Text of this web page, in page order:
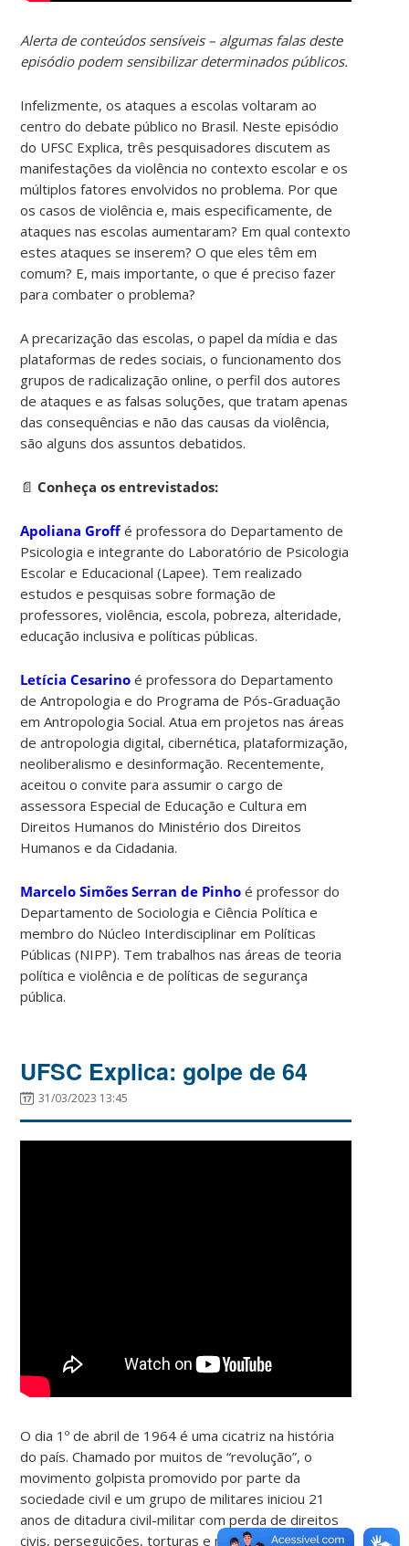
Alerta de conteúdos sensíveis – algumas falas deste
episódio podem sensibilizar determinados públicos.
Infelizmente, os ataques a escolas voltaram ao
centro do debate público no Brasil. Neste episódio
do UFSC Explica, três pesquisadores discutem as
manifestações da violência no contexto escolar e os
múltiplos fatores envolvidos no problema. Por que
os casos de violência e, mais especificamente, de
ataques nas escolas aumentaram? Em qual contexto
estes ataques se inserem? O que eles têm em
comum? E, mais importante, o que é preciso fazer
para combater o problema?
A precarização das escolas, o papel da mídia e das
plataformas de redes sociais, o funcionamento dos
grupos de radicalização online, o perfil dos autores
de ataques e as falsas soluções, que tratam apenas
das consequências e não das causas da violência,
são alguns dos assuntos debatidos.
📄 Conheça os entrevistados:
Apoliana Groffé professora do Departamento de
Psicologia e integrante do Laboratório de Psicologia
Escolar e Educacional (Lapee). Tem realizado
estudos e pesquisas sobre formação de
professores, violência, escola, pobreza, alteridade,
educação inclusiva e políticas públicas.
Letícia Cesarino é professora do Departamento
de Antropologia e do Programa de Pós-Graduação
em Antropologia Social. Atua em projetos nas áreas
de antropologia digital, cibernética, plataformização,
neoliberalismo e desinformação. Recentemente,
aceitou o convite para assumir o cargo de
assessora Especial de Educação e Cultura em
Direitos Humanos do Ministério dos Direitos
Humanos e da Cidadania.
Marcelo Simões Serran de Pinhoé professor do
Departamento de Sociologia e Ciência Política e
membro do Núcleo Interdisciplinar em Políticas
Públicas (NIPP). Tem trabalhos nas áreas de teoria
política e violência e de políticas de segurança
pública.
UFSC Explica: golpe de 64
31/03/2023 13:45
O dia 1º de abril de 1964 é uma cicatriz na história
do país. Chamado por muitos de “revolução”, o
movimento golpista promovido por parte da
sociedade civil e um grupo de militares iniciou 21
anos de ditadura civil-militar com perda de direitos
civis, perseguições, torturas e mortes. Mas quais